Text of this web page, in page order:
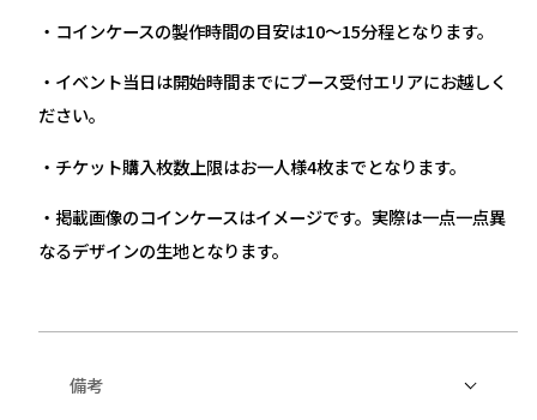
・コインケースの製作時間の目安は10〜15分程となります。
・イベント当日は開始時間までにブース受付エリアにお越しく
ださい。
・チケット購入枚数上限はお一人様4枚までとなります。
・掲載画像のコインケースはイメージです。実際は一点一点異
なるデザインの生地となります。
備考